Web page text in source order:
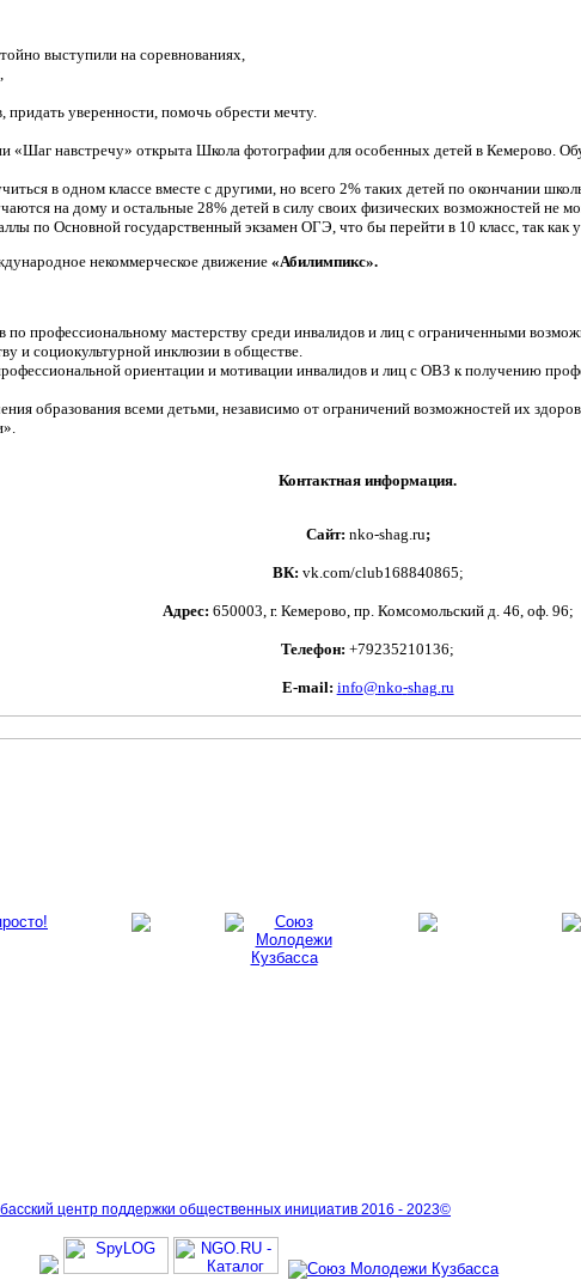
выступили на соревнованиях,
придать уверенности, помочь обрести мечту.
«Шаг навстречу» открыта Школа фотографии для особенных детей в Кемерово.
в одном классе вместе с другими, но всего 2% таких детей по окончании
на дому и остальные 28% детей в силу своих физических возможностей не
по Основной государственный экзамен ОГЭ, что бы перейти в 10 класс, так
некоммерческое движение «Абилимпикс».
по профессиональному мастерству среди инвалидов и лиц с ограниченными
и социокультурной инклюзии в обществе.
ориентации и мотивации инвалидов и лиц с ОВЗ к получению
образования всеми детьми, независимо от ограничений возможностей их
Контактная информация.
Сайт: nko-shag.ru;
ВК: vk.com/club168840865;
Адрес: 650003, г. Кемерово, пр. Комсомольский д. 46, оф. 96;
Телефон:+79235210136;
E-mail: info@nko-shag.ru
центр поддержки общественных инициатив 2016 - 2023©